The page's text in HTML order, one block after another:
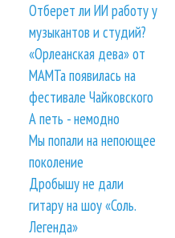
Отберет ли ИИ работу у
музыкантов и студий?
«Орлеанская дева» от
МАМТа появилась на
фестивале Чайковского
А петь - немодно
Мы попали на непоющее
поколение
Дробышу не дали
гитару на шоу «Соль.
Легенда»